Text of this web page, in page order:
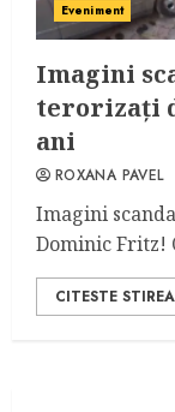
Eveniment
Imagini
terorizați
ani
ROXANA PAVEL
Imagini
Dominic Fritz!
CITESTE STIREA